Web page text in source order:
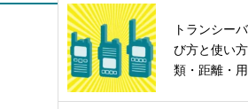
トランシー
び方と使い
類・距離・